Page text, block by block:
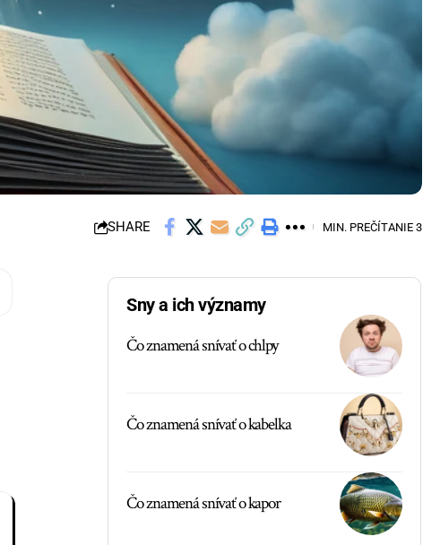
SHARE MIN. PREČÍTANIE 3
Sny a ich významy
Čo znamená snívať o chlpy
Čo znamená snívať o kabelka
Čo znamená snívať o kapor